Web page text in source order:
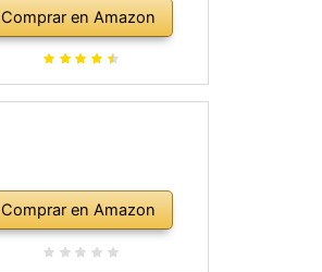
Comprar en Amazon
Comprar en Amazon